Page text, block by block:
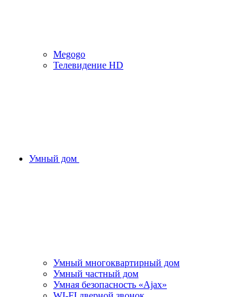
Megogo
Телевидение HD
Умный дом
Умный многоквартирный дом
Умный частный дом
Умная безопасность «Ajax»